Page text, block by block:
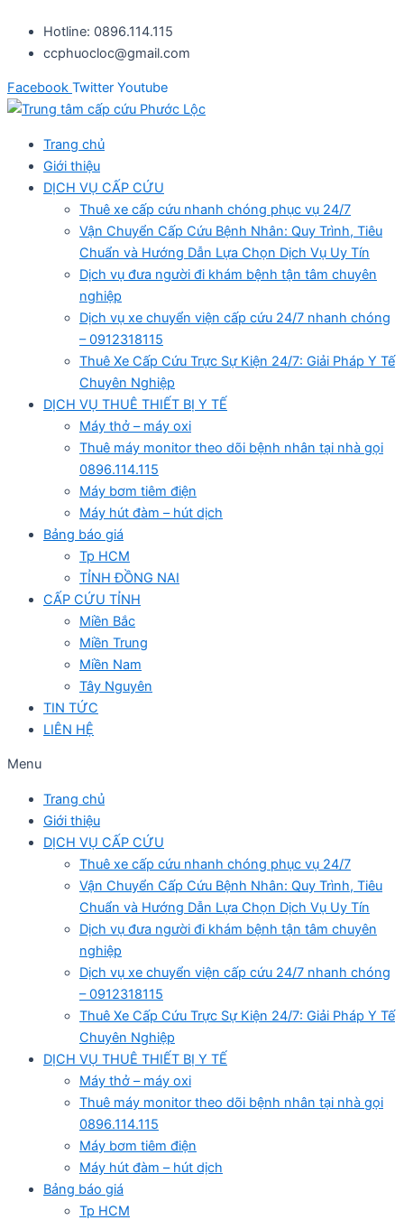
Hotline: 0896.114.115
ccphuocloc@gmail.com
Facebook Twitter Youtube
Trang chủ
Giới thiệu
DỊCH VỤ CẤP CỨU
Thuê xe cấp cứu nhanh chóng phục vụ 24/7
Vận Chuyển Cấp Cứu Bệnh Nhân: Quy Trình, Tiêu
Chuẩn và Hướng Dẫn Lựa Chọn Dịch Vụ Uy Tín
Dịch vụ đưa người đi khám bệnh tận tâm chuyên
nghiệp
Dịch vụ xe chuyển viện cấp cứu 24/7 nhanh chóng
– 0912318115
Thuê Xe Cấp Cứu Trực Sự Kiện 24/7: Giải Pháp Y Tế
Chuyên Nghiệp
DỊCH VỤ THUÊ THIẾT BỊ Y TẾ
Máy thở – máy oxi
Thuê máy monitor theo dõi bệnh nhân tại nhà gọi
0896.114.115
Máy bơm tiêm điện
Máy hút đàm – hút dịch
Bảng báo giá
Tp HCM
TỈNH ĐỒNG NAI
CẤP CỨU TỈNH
Miền Bắc
Miền Trung
Miền Nam
Tây Nguyên
TIN TỨC
LIÊN HỆ
Menu
Trang chủ
Giới thiệu
DỊCH VỤ CẤP CỨU
Thuê xe cấp cứu nhanh chóng phục vụ 24/7
Vận Chuyển Cấp Cứu Bệnh Nhân: Quy Trình, Tiêu
Chuẩn và Hướng Dẫn Lựa Chọn Dịch Vụ Uy Tín
Dịch vụ đưa người đi khám bệnh tận tâm chuyên
nghiệp
Dịch vụ xe chuyển viện cấp cứu 24/7 nhanh chóng
– 0912318115
Thuê Xe Cấp Cứu Trực Sự Kiện 24/7: Giải Pháp Y Tế
Chuyên Nghiệp
DỊCH VỤ THUÊ THIẾT BỊ Y TẾ
Máy thở – máy oxi
Thuê máy monitor theo dõi bệnh nhân tại nhà gọi
0896.114.115
Máy bơm tiêm điện
Máy hút đàm – hút dịch
Bảng báo giá
Tp HCM